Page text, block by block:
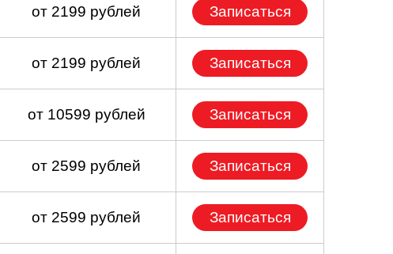
от 2199 рублей Записаться
от 2199 рублей Записаться
от 10599 рублей Записаться
от 2599 рублей Записаться
от 2599 рублей Записаться